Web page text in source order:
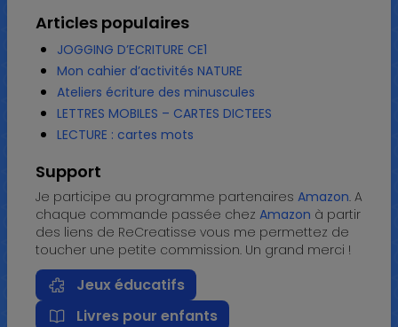
Articles populaires
JOGGING D’ECRITURE CE1
Mon cahier d’activités NATURE
Ateliers écriture des minuscules
LETTRES MOBILES – CARTES DICTEES
LECTURE : cartes mots
Support
Je participe au programme partenaires Amazon. A
chaque commande passée chez Amazon à partir
des liens de ReCreatisse vous me permettez de
toucher une petite commission. Un grand merci !
Jeux éducatifs
Livres pour enfants